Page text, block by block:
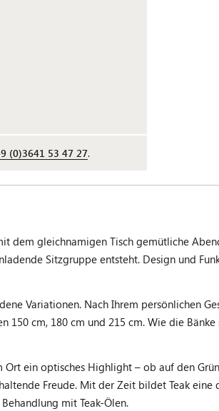
(0)3641 53 47 27.
gleichnamigen Tisch gemütliche
Sitzgruppe entsteht. Design und
Variationen. Nach Ihrem persönlichen
cm, 180 cm und 215 cm. Wie die
ein optisches Highlight – ob auf den
Freude. Mit der Zeit bildet Teak eine
mit Teak-Ölen.